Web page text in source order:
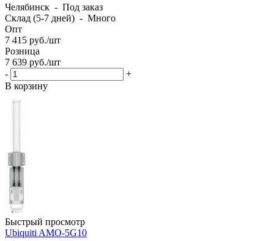
Челябинск - Под заказ
Склад (5-7 дней) - Много
Опт
7 415 руб./шт
Розница
7 639 руб./шт
-
+
В корзину
Быстрый просмотр
Ubiquiti AMO-5G10